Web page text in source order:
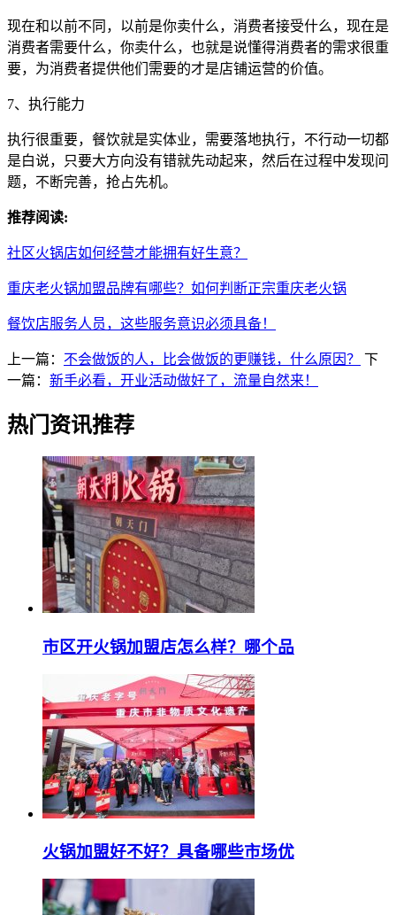
现在和以前不同，以前是你卖什么，消费者接受什么，现在是
消费者需要什么，你卖什么，也就是说懂得消费者的需求很重
要，为消费者提供他们需要的才是店铺运营的价值。
7、执行能力
执行很重要，餐饮就是实体业，需要落地执行，不行动一切都
是白说，只要大方向没有错就先动起来，然后在过程中发现问
题，不断完善，抢占先机。
推荐阅读:
社区火锅店如何经营才能拥有好生意？
重庆老火锅加盟品牌有哪些？如何判断正宗重庆老火锅
餐饮店服务人员，这些服务意识必须具备！
上一篇： 不会做饭的人，比会做饭的更赚钱，什么原因？
下
一篇： 新手必看，开业活动做好了，流量自然来！
热门资讯推荐
市区开火锅加盟店怎么样？哪个品
火锅加盟好不好？具备哪些市场优